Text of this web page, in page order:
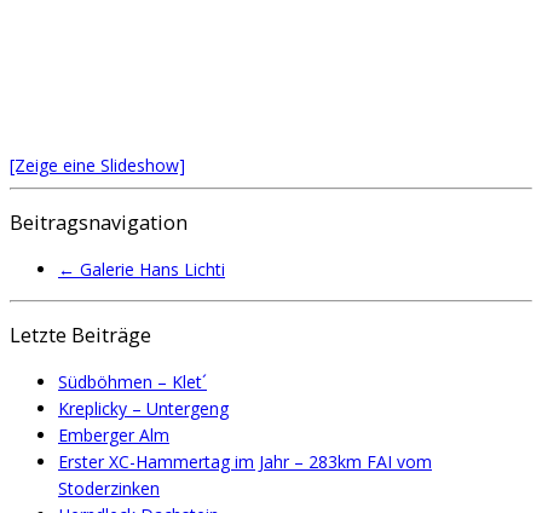
[Zeige eine Slideshow]
Beitragsnavigation
← Galerie Hans Lichti
Letzte Beiträge
Südböhmen – Klet´
Kreplicky – Untergeng
Emberger Alm
Erster XC-Hammertag im Jahr – 283km FAI vom
Stoderzinken